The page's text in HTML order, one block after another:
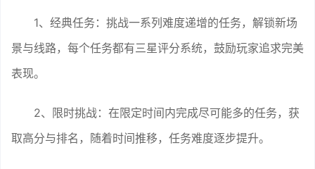
1、经典任务：挑战一系列难度递增的任务，解锁新场
景与线路，每个任务都有三星评分系统，鼓励玩家追求完美
表现。
2、限时挑战：在限定时间内完成尽可能多的任务，获
取高分与排名，随着时间推移，任务难度逐步提升。